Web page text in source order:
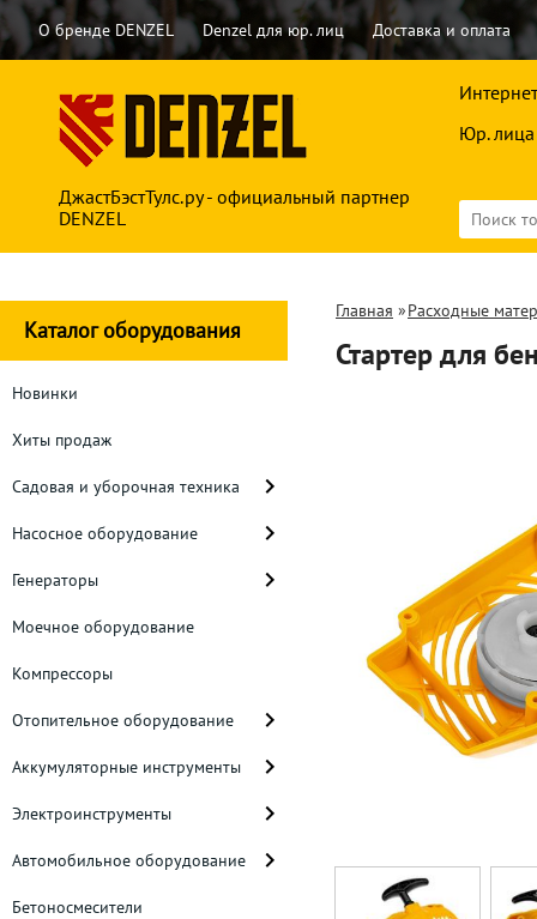
О бренде DENZEL Denzel для юр. лиц Доставка и оплата
ДжастБэстТулс.ру - официальный партнер
DENZEL
Юр. лица
Каталог оборудования
Новинки
Хиты продаж
Садовая и уборочная техника
Насосное оборудование
Генераторы
Моечное оборудование
Компрессоры
Отопительное оборудование
Аккумуляторные инструменты
Электроинструменты
Автомобильное оборудование
Бетоносмесители
Главная »Расходные
Стартер для